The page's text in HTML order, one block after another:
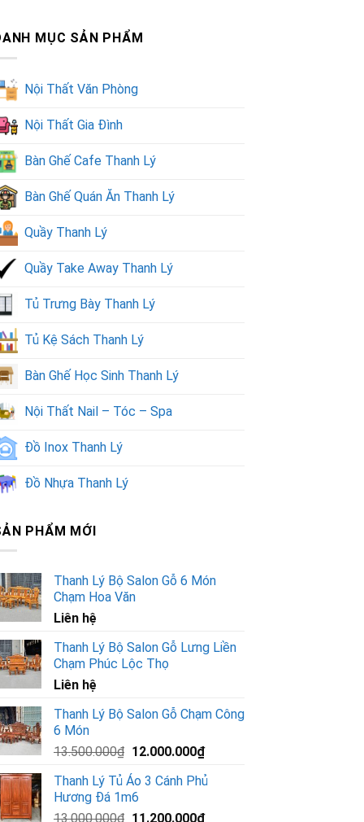
MỤC SẢN PHẨM
Nội Thất Văn Phòng
Nội Thất Gia Đình
Bàn Ghế Cafe Thanh Lý
Bàn Ghế Quán Ăn Thanh Lý
Quầy Thanh Lý
Quầy Take Away Thanh Lý
Tủ Trưng Bày Thanh Lý
Tủ Kệ Sách Thanh Lý
Bàn Ghế Học Sinh Thanh Lý
Nội Thất Nail – Tóc – Spa
Đồ Inox Thanh Lý
Đồ Nhựa Thanh Lý
PHẨM MỚI
Thanh Lý Bộ Salon Gỗ 6 Món
Chạm Hoa Văn
Liên hệ
Thanh Lý Bộ Salon Gỗ Lưng Liền
Chạm Phúc Lộc Thọ
Liên hệ
Thanh Lý Bộ Salon Gỗ Chạm Công
6 Món
13.500.000₫ Giá
là:
13.500.000₫.
12.000.000₫Giá
tại
Thanh Lý Tủ Áo 3 Cánh Phủ
Hương Đá 1m6
13.000.000₫ Giá
11.200.000₫Giá